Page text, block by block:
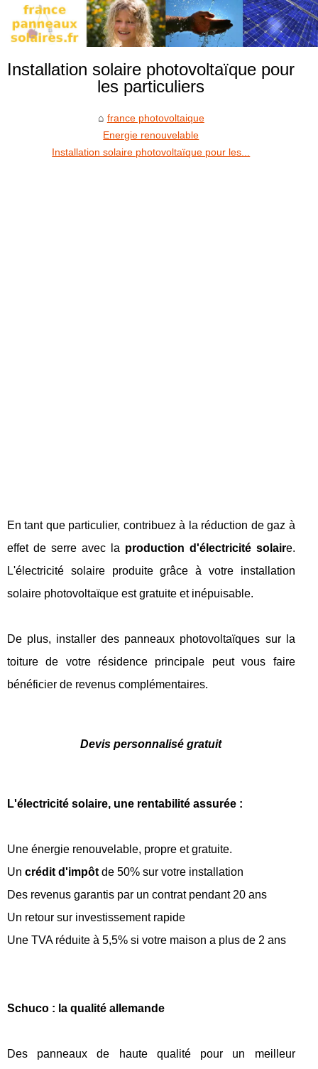
Installation solaire photovoltaïque pour
les particuliers
france photovoltaique
Energie renouvelable
Installation solaire photovoltaïque pour les...
En tant que particulier, contribuez à la réduction de gaz à
effet de serre avec la production d'électricité solaire.
L'électricité solaire produite grâce à votre installation
solaire photovoltaïque est gratuite et inépuisable.
De plus, installer des panneaux photovoltaïques sur la
toiture de votre résidence principale peut vous faire
bénéficier de revenus complémentaires.
Devis personnalisé gratuit
L'électricité solaire, une rentabilité assurée :
Une énergie renouvelable, propre et gratuite.
Un crédit d'impôt de 50% sur votre installation
Des revenus garantis par un contrat pendant 20 ans
Un retour sur investissement rapide
Une TVA réduite à 5,5% si votre maison a plus de 2 ans
Schuco : la qualité allemande
Des panneaux de haute qualité pour un meilleur